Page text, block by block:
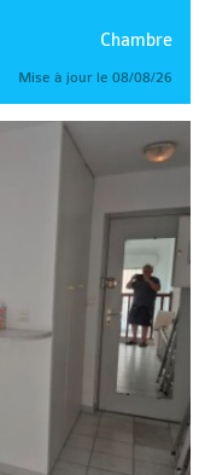
Chambre
Mise à jour le 08/08/26